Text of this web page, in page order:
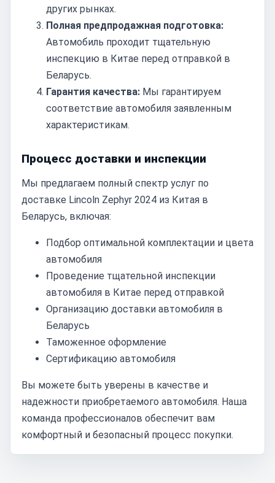
других рынках.
Полная предпродажная подготовка:
Автомобиль проходит тщательную
инспекцию в Китае перед отправкой в
Беларусь.
Гарантия качества: Мы гарантируем
соответствие автомобиля заявленным
характеристикам.
Процесс доставки и инспекции
Мы предлагаем полный спектр услуг по
доставке Lincoln Zephyr 2024 из Китая в
Беларусь, включая:
Подбор оптимальной комплектации и цвета
автомобиля
Проведение тщательной инспекции
автомобиля в Китае перед отправкой
Организацию доставки автомобиля в
Беларусь
Таможенное оформление
Сертификацию автомобиля
Вы можете быть уверены в качестве и
надежности приобретаемого автомобиля. Наша
команда профессионалов обеспечит вам
комфортный и безопасный процесс покупки.